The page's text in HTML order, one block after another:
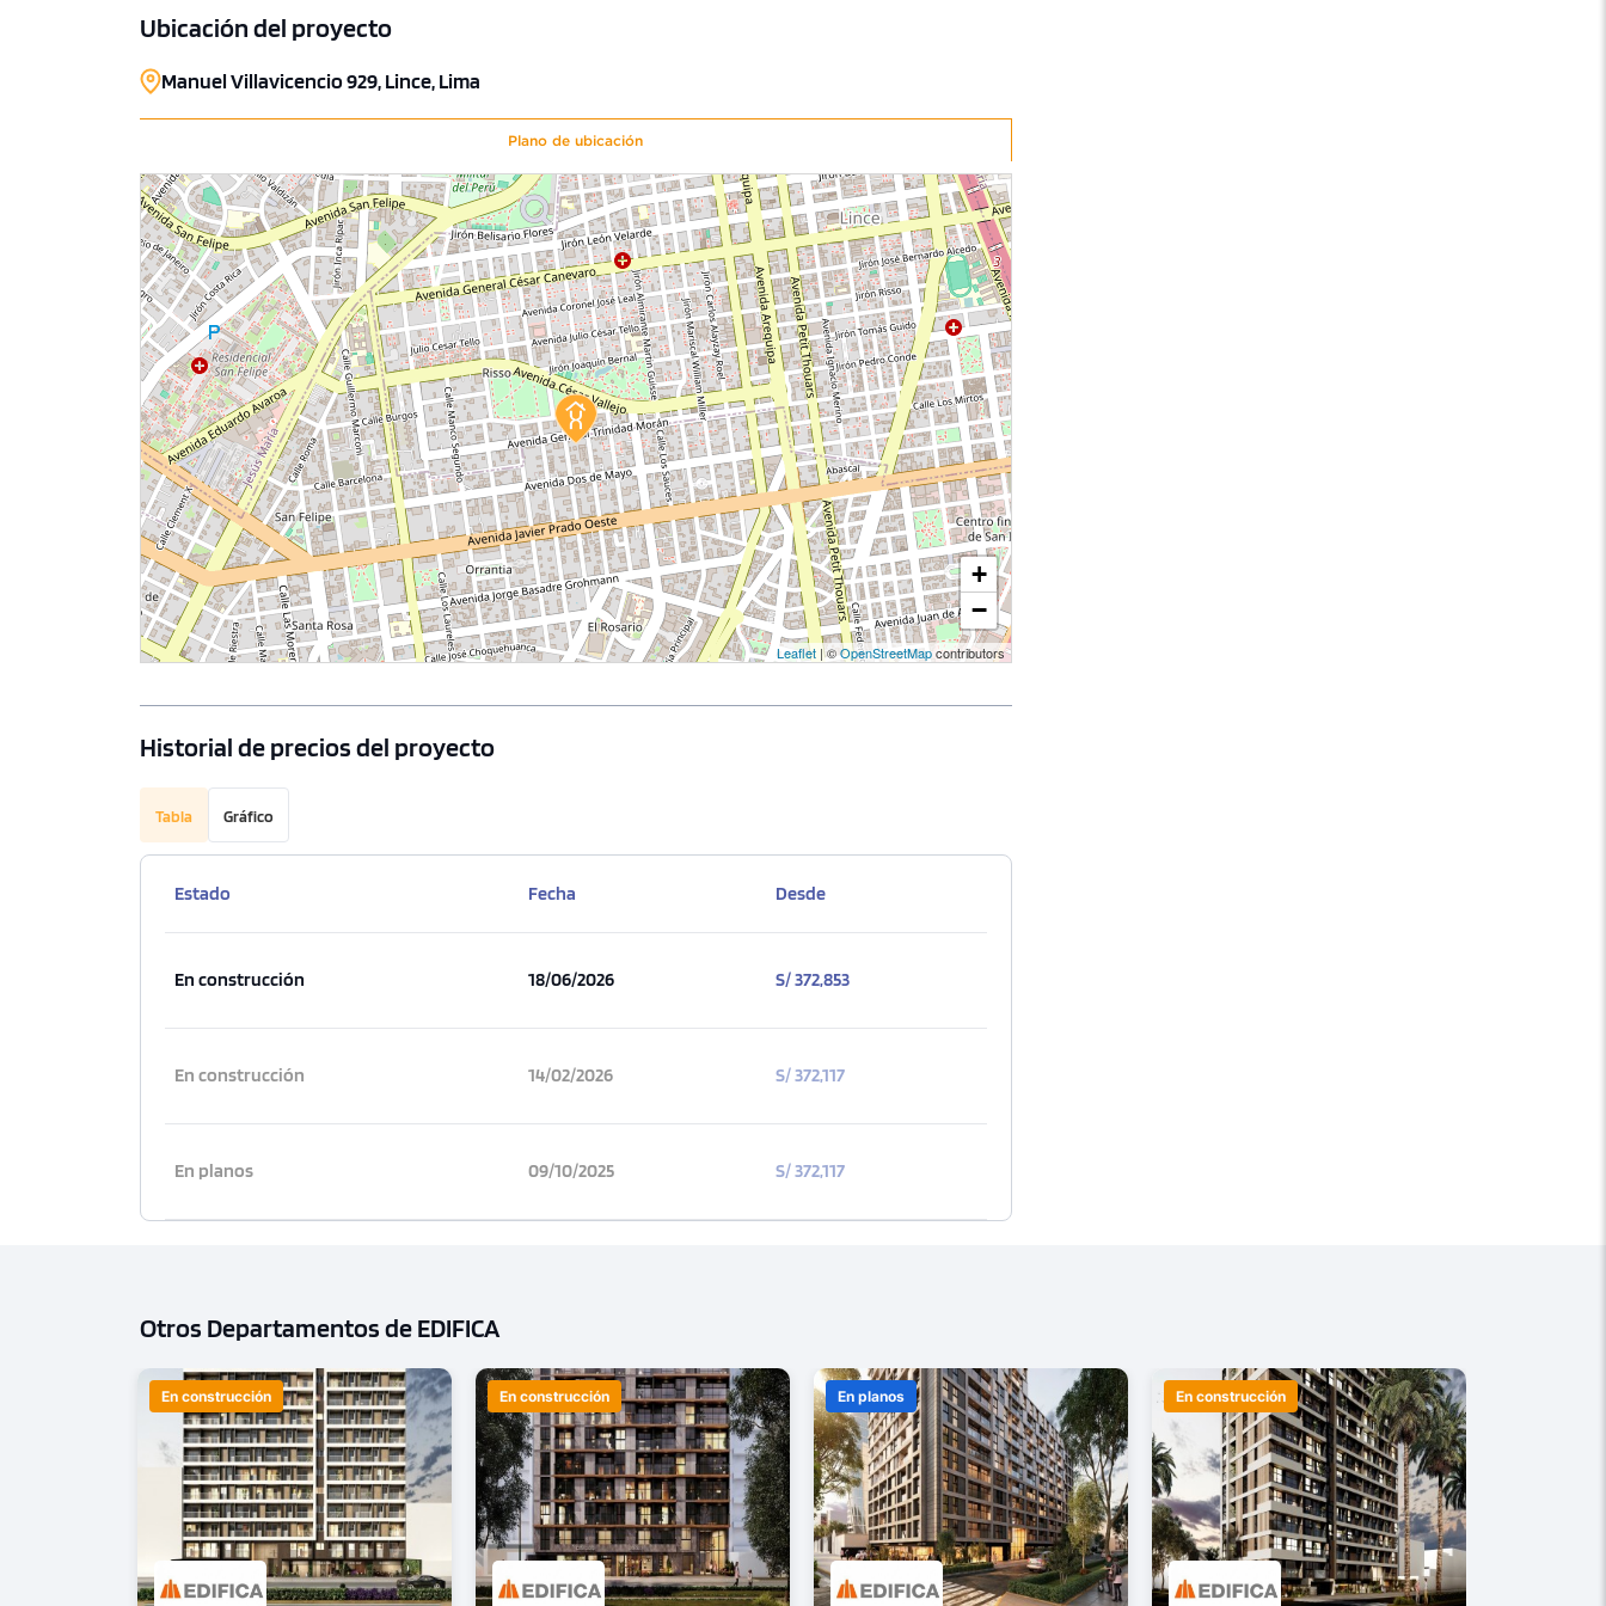
COTIZAR AHORA
Ubicación del proyecto
Manuel Villavicencio 929, Lince, Lima
Plano de ubicación
+
−
Leaflet | ©OpenStreetMapcontributors
Historial de precios del proyecto
Tabla Gráfico
Estado Fecha Desde
En construcción 18/06/2026 S/ 372,853
En construcción 14/02/2026 S/ 372,117
En planos 09/10/2025 S/ 372,117
Otros Departamentos de EDIFICA
En construcción En construcción En planos En construcción